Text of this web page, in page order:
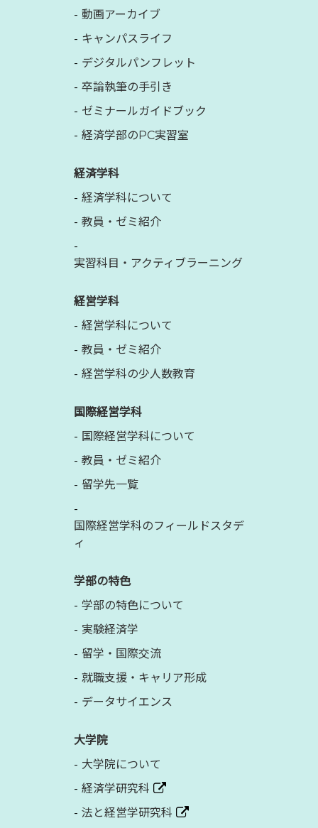
動画アーカイブ
キャンパスライフ
デジタルパンフレット
卒論執筆の手引き
ゼミナールガイドブック
経済学部のPC実習室
経済学科
経済学科について
教員・ゼミ紹介
実習科目・アクティブラーニング
経営学科
経営学科について
教員・ゼミ紹介
経営学科の少人数教育
国際経営学科
国際経営学科について
教員・ゼミ紹介
留学先一覧
国際経営学科のフィールドスタデ
ィ
学部の特色
学部の特色について
実験経済学
留学・国際交流
就職支援・キャリア形成
データサイエンス
大学院
大学院について
経済学研究科
法と経営学研究科